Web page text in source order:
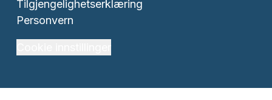
Tilgjengelighetserklæring
Personvern